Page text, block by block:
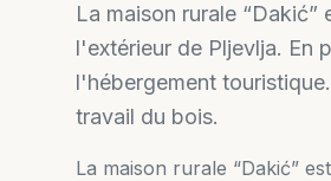
La maison rurale
l'extérieur de Pljevlja. En
l'hébergement
travail du bois.
La maison rurale “Dakić”